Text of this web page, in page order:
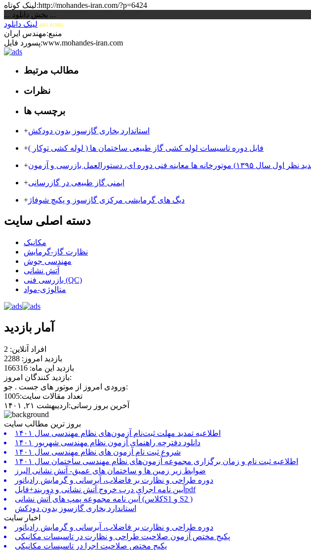
لینک کوتاه:http://mohandes-iran.com/?p=6424
... بخش دانلود ...
لینک دانلود
(661.81Mb)
منبع:مهندس ایران
پسورد فایل:www.mohandes-iran.com
مطالب مرتبط
نظرات
برچسب ها
+استاندارد بخاری گازسوز بدون دودکش
+فایل دوره تاسیسات لوله کشی گاز طبیعی ساختمان ها ( لوله کشی توکار )
+
+ایمنی گاز طبیعی در گازرسانی
+دیگ های گرمایشی مرکزی گازسوز و پکیچ شوفاژ
دسته اصلی سایت
مکانیک
نظارت گاز-گرمایش
مهندسی جوش
آتش نشانی
بازرسی فنی (QC)
متالوژی-مواد
آمار بازدید
افراد آنلاین: 2
بازدید امروز: 2288
بازدید این ماه: 166316
بازدید کنندگان امروز:
ورودی امروز از موتور های جست . جو:
تعداد مقالات سایت:1005
آخرین بروز رسانی:اردیبهشت ۲۱, ۱۴۰۱
بروز ترین مطالب سایت
اطلاعیه تمدید مهلت ثبت‌نام آزمون‌های نظام مهندسی سال ۱۴۰۱
دانلود دفترچه راهنمای آزمون نظام مهندسی شهریور ۱۴۰۱
شروع ثبت نام آزمون های نظام مهندسی سال ۱۴۰۱
اطلاعیه ثبت نام و زمان برگزاری مجموعه آزمون‌های نظام مهندسی ساختمان سال ۱۴۰۱
ضوابط زیر زمین ها و ساختمان های عمیق- آتش نشانی البرز
دوره طراحی و نظارت بر فاضلاب، آبرسانی و گرمایش رادیاتور
آیین نامه اجرای درب خروج آتش نشانی و دوربند+فایلpdf
آیین نامه مجموعه پمپ های آتش نشانی (کلاسS1 و S2 )
استاندارد بخاری گازسوز بدون دودکش
اخبار سایت
دوره طراحی و نظارت بر فاضلاب، آبرسانی و گرمایش رادیاتور
پکیج مختص آزمون صلاحیت طراحی و نظارت در تاسیسات مکانیکی
پکیج مختص صلاحیت اجرا در تاسیسات مکانیکی